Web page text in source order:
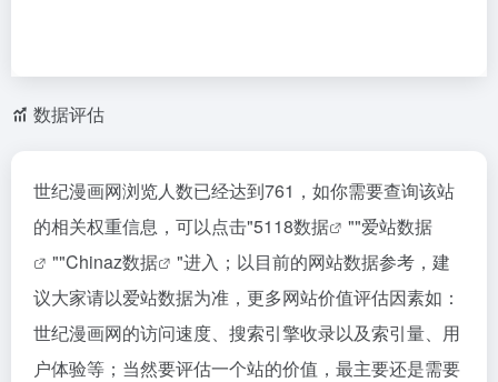
数据评估
世纪漫画网浏览人数已经达到761，如你需要查询该站
的相关权重信息，可以点击"5118数据 ""爱站数据
""Chinaz数据
"进入；以目前的网站数据参考，建
议大家请以爱站数据为准，更多网站价值评估因素如：
世纪漫画网的访问速度、搜索引擎收录以及索引量、用
户体验等；当然要评估一个站的价值，最主要还是需要